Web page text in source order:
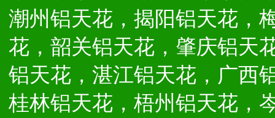
潮州铝天花，揭阳铝天花，
花，韶关铝天花，肇庆铝天
铝天花，湛江铝天花，广西
桂林铝天花，梧州铝天花，